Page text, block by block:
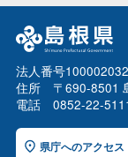
法人番号
住所 〒690-8501
電話 0852-22-5111
県庁へのアクセス